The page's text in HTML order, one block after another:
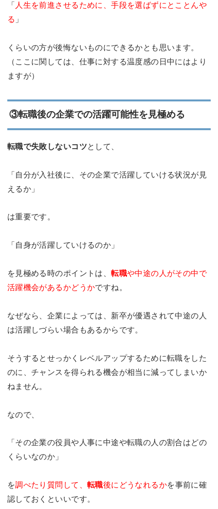
「 人生を前進させるために、手段を選ばずにとことんや
る 」
くらいの方が後悔ないものにできるかとも思います。
（ここに関しては、仕事に対する温度感の日中にはより
ますが）
③転職後の企業での活躍可能性を見極める
転職で失敗しないコツとして、
「自分が入社後に、その企業で活躍していける状況が見
えるか」
は重要です。
「自身が活躍していけるのか」
を見極める時のポイントは、転職や中途の人がその中で
活躍機会があるかどうかですね。
なぜなら、企業によっては、新卒が優遇されて中途の人
は活躍しづらい場合もあるからです。
そうするとせっかくレベルアップするために転職をした
のに、チャンスを得られる機会が相当に減ってしまいか
ねません。
なので、
「その企業の役員や人事に中途や転職の人の割合はどの
くらいなのか」
を調べたり質問して、 転職後にどうなれるかを事前に確
認しておくといいです。